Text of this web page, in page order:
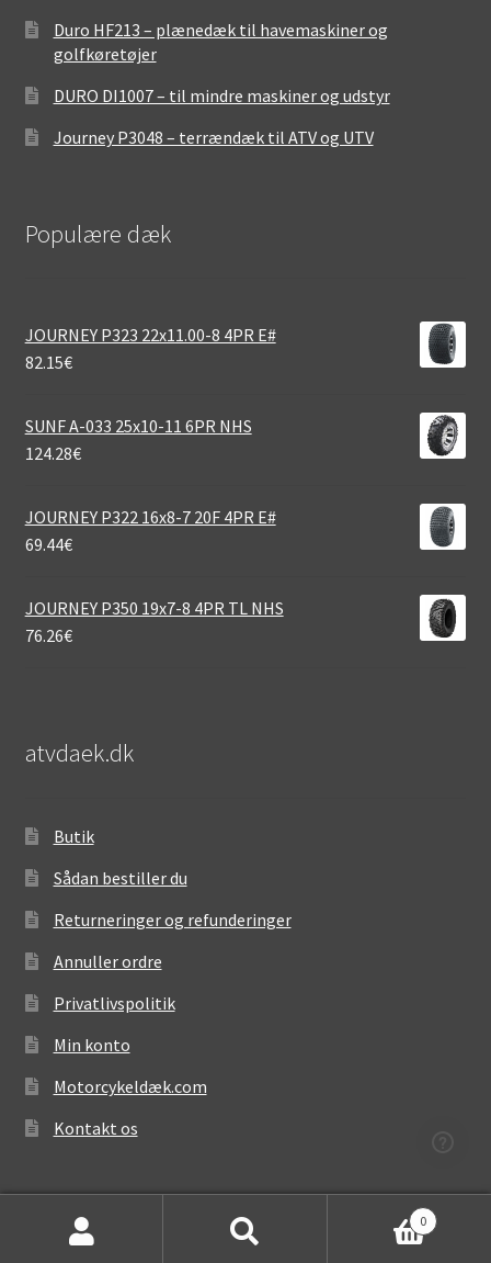
Duro HF213 – plænedæk til havemaskiner og
golfkøretøjer
DURO DI1007 – til mindre maskiner og udstyr
Journey P3048 – terrændæk til ATV og UTV
Populære dæk
JOURNEY P323 22x11.00-8 4PR E#
82.15€
SUNF A-033 25x10-11 6PR NHS
124.28€
JOURNEY P322 16x8-7 20F 4PR E#
69.44€
JOURNEY P350 19x7-8 4PR TL NHS
76.26€
atvdaek.dk
Butik
Sådan bestiller du
Returneringer og refunderinger
Annuller ordre
Privatlivspolitik
Min konto
Motorcykeldæk.com
Kontakt os
0